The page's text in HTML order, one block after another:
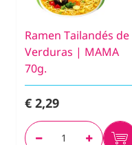
Ramen Tailandés de
Verduras | MAMA
70g.
€ 2,29